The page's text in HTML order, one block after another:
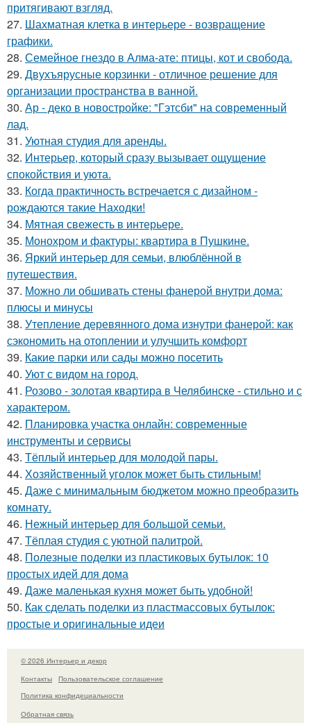
притягивают взгляд.
27. Шахматная клетка в интерьере - возвращение
графики.
28. Семейное гнездо в Алма-ате: птицы, кот и свобода.
29. Двухъярусные корзинки - отличное решение для
организации пространства в ванной.
30. Ар - деко в новостройке: "Гэтсби" на современный
лад.
31. Уютная студия для аренды.
32. Интерьер, который сразу вызывает ощущение
спокойствия и уюта.
33. Когда практичность встречается с дизайном -
рождаются такие Находки!
34. Мятная свежесть в интерьере.
35. Монохром и фактуры: квартира в Пушкине.
36. Яркий интерьер для семьи, влюблённой в
путешествия.
37. Можно ли обшивать стены фанерой внутри дома:
плюсы и минусы
38. Утепление деревянного дома изнутри фанерой: как
сэкономить на отоплении и улучшить комфорт
39. Какие парки или сады можно посетить
40. Уют с видом на город.
41. Розово - золотая квартира в Челябинске - стильно и с
характером.
42. Планировка участка онлайн: современные
инструменты и сервисы
43. Тёплый интерьер для молодой пары.
44. Хозяйственный уголок может быть стильным!
45. Даже с минимальным бюджетом можно преобразить
комнату.
46. Нежный интерьер для большой семьи.
47. Тёплая студия с уютной палитрой.
48. Полезные поделки из пластиковых бутылок: 10
простых идей для дома
49. Даже маленькая кухня может быть удобной!
50. Как сделать поделки из пластмассовых бутылок:
простые и оригинальные идеи
© 2026 Интерьер и декор
Контакты
Пользовательское соглашение
Политика конфидециальности
Обратная связь